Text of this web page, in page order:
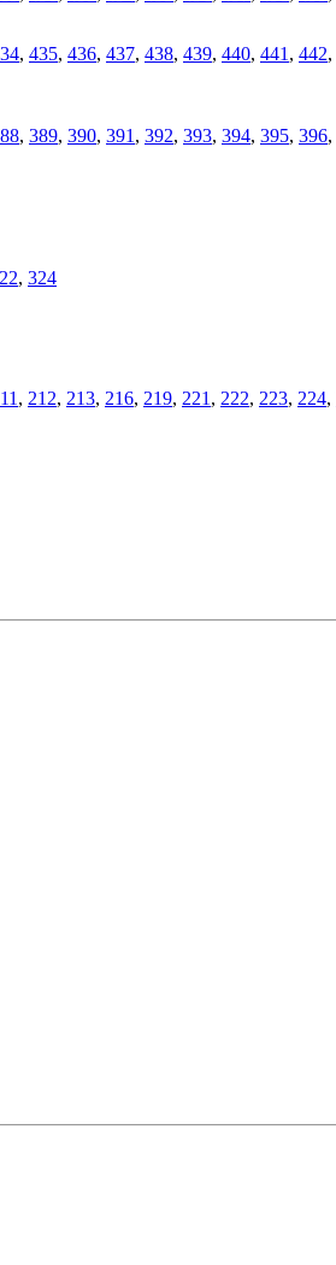
, 435, 436, 437, 438, 439, 440, 441 , 442,
, 389, 390, 391 , 392, 393, 394, 395, 396,
, 324
, 212, 213, 216, 219, 221 , 222, 223, 224,